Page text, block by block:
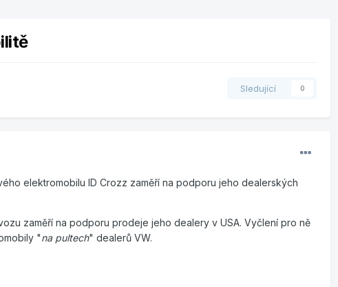
Sledující 0
elektromobilu ID Crozz zaměří na podporu jeho dealerských
zaměří na podporu prodeje jeho dealery v USA. Vyčlení pro ně
"na pultech" dealerů VW.